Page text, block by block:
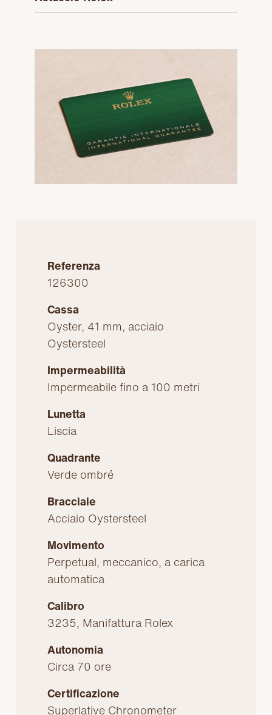
Referenza
126300
Cassa
Oyster, 41 mm, acciaio
Oystersteel
Impermeabilità
Impermeabile fino a 100 metri
Lunetta
Liscia
Quadrante
Verde ombré
Bracciale
Acciaio Oystersteel
Movimento
Perpetual, meccanico, a carica
automatica
Calibro
3235, Manifattura Rolex
Autonomia
Circa 70 ore
Certificazione
Superlative Chronometer